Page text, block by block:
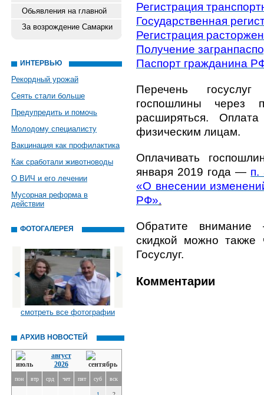
Обьявления на главной
За возрождение Самарки
ИНТЕРВЬЮ
Рекордный урожай
Сеять стали больше
Предупредить и помочь
Молодому специалисту
Вакцинация как профилактика
Как сработали животноводы
О ВИЧ и его лечении
Мусорная реформа в
действии
ФОТОГАЛЕРЕЯ
смотреть все фотографии
АРХИВ НОВОСТЕЙ
август
2026
пон втр срд чет пят суб вск
Регистрация
Государственная
Регистрация
Получение
Паспорт гражданина
Перечень
госпошлины через
расширяться.
физическим лицам.
Оплачивать
января 2019 года — п.
«О внесении
РФ».
Обратите
скидкой можно также
Госуслуг.
Комментарии